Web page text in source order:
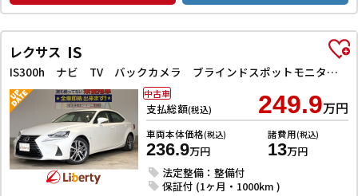
レクサス IS
IS300h ナビ TV バックカメラ ブラインドスポットモニター クリアランスソナー レーンアシスト オートクルーズコントロール 衝突被害軽減システム アルミホイール LEDヘッドランプ パワーシート
支払総額(税込) 249.9万円
車両本体価格(税込)
236.9万円
諸費用(税込)
13万円
法定整備：整備付
保証付 (1ヶ月・1000km )
中古車